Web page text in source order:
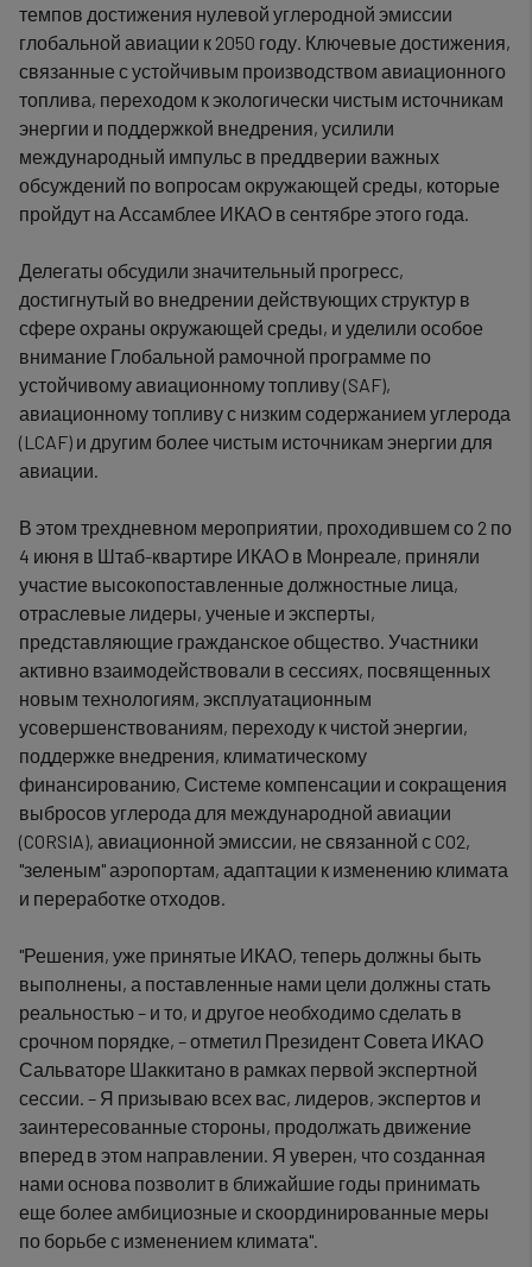
темпов достижения нулевой углеродной эмиссии
глобальной авиации к 2050 году. Ключевые достижения,
связанные с устойчивым производством авиационного
топлива, переходом к экологически чистым источникам
энергии и поддержкой внедрения, усилили
международный импульс в преддверии важных
обсуждений по вопросам окружающей среды, которые
пройдут на Ассамблее ИКАО в сентябре этого года.
Делегаты обсудили значительный прогресс,
достигнутый во внедрении действующих структур в
сфере охраны окружающей среды, и уделили особое
внимание Глобальной рамочной программе по
устойчивому авиационному топливу (SAF),
авиационному топливу с низким содержанием углерода
(LCAF) и другим более чистым источникам энергии для
авиации.
В этом трехдневном мероприятии, проходившем со 2 по
4 июня в Штаб-квартире ИКАО в Монреале, приняли
участие высокопоставленные должностные лица,
отраслевые лидеры, ученые и эксперты,
представляющие гражданское общество. Участники
активно взаимодействовали в сессиях, посвященных
новым технологиям, эксплуатационным
усовершенствованиям, переходу к чистой энергии,
поддержке внедрения, климатическому
финансированию, Системе компенсации и сокращения
выбросов углерода для международной авиации
(CORSIA), авиационной эмиссии, не связанной с CO2,
"зеленым" аэропортам, адаптации к изменению климата
и переработке отходов.
"Решения, уже принятые ИКАО, теперь должны быть
выполнены, а поставленные нами цели должны стать
реальностью – и то, и другое необходимо сделать в
срочном порядке, – отметил Президент Совета ИКАО
Сальваторе Шаккитано в рамках первой экспертной
сессии. – Я призываю всех вас, лидеров, экспертов и
заинтересованные стороны, продолжать движение
вперед в этом направлении. Я уверен, что созданная
нами основа позволит в ближайшие годы принимать
еще более амбициозные и скоординированные меры
по борьбе с изменением климата".